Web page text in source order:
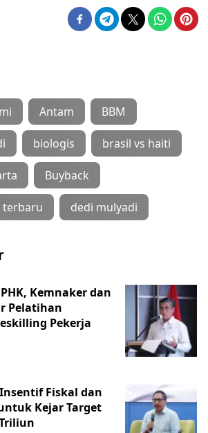
Antam BBM
biologis brasil vs haiti
Buyback
terbaru dedi mulyadi
Kemnaker dan
Pelatihan
Pekerja
Fiskal dan
Kejar Target